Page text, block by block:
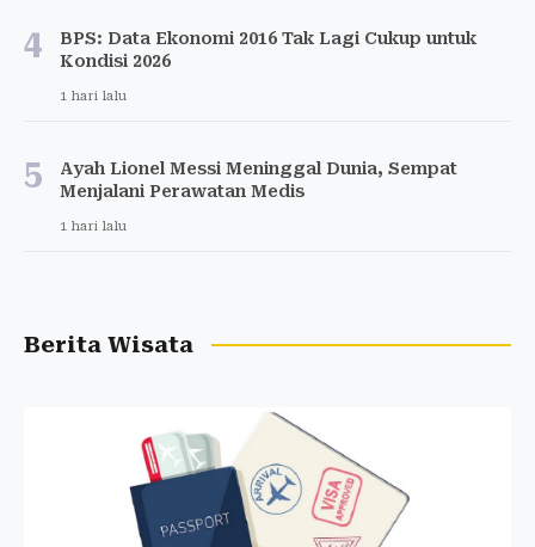
4
BPS: Data Ekonomi 2016 Tak Lagi Cukup untuk
Kondisi 2026
1 hari lalu
5
Ayah Lionel Messi Meninggal Dunia, Sempat
Menjalani Perawatan Medis
1 hari lalu
Berita Wisata